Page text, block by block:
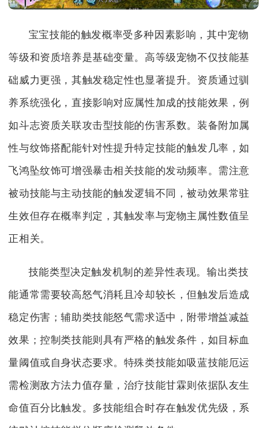
宝宝技能的触发概率受多种因素影响，其中宠物
等级和资质培养是基础变量。高等级宠物不仅技能基
础威力更强，其触发稳定性也显著提升。资质通过驯
养系统强化，直接影响对应属性加成的技能效果，例
如斗志资质关联攻击型技能的伤害系数。装备附加属
性与纹饰搭配能针对性提升特定技能的触发几率，如
飞鸿坠纹饰可增强暴击相关技能的发动频率。需注意
被动技能与主动技能的触发逻辑不同，被动效果常驻
生效但存在概率判定，其触发率与宠物主属性数值呈
正相关。
技能类型决定触发机制的差异性表现。输出类技
能通常需要较高怒气消耗且冷却较长，但触发后造成
稳定伤害；辅助类技能怒气需求适中，附带增益减益
效果；控制类技能则具有严格的触发条件，如目标血
量阈值或自身状态要求。特殊类技能如吸蓝技能厄运
需检测敌方法力值存量，治疗技能甘霖则依据队友生
命值百分比触发。多技能组合时存在触发优先级，系